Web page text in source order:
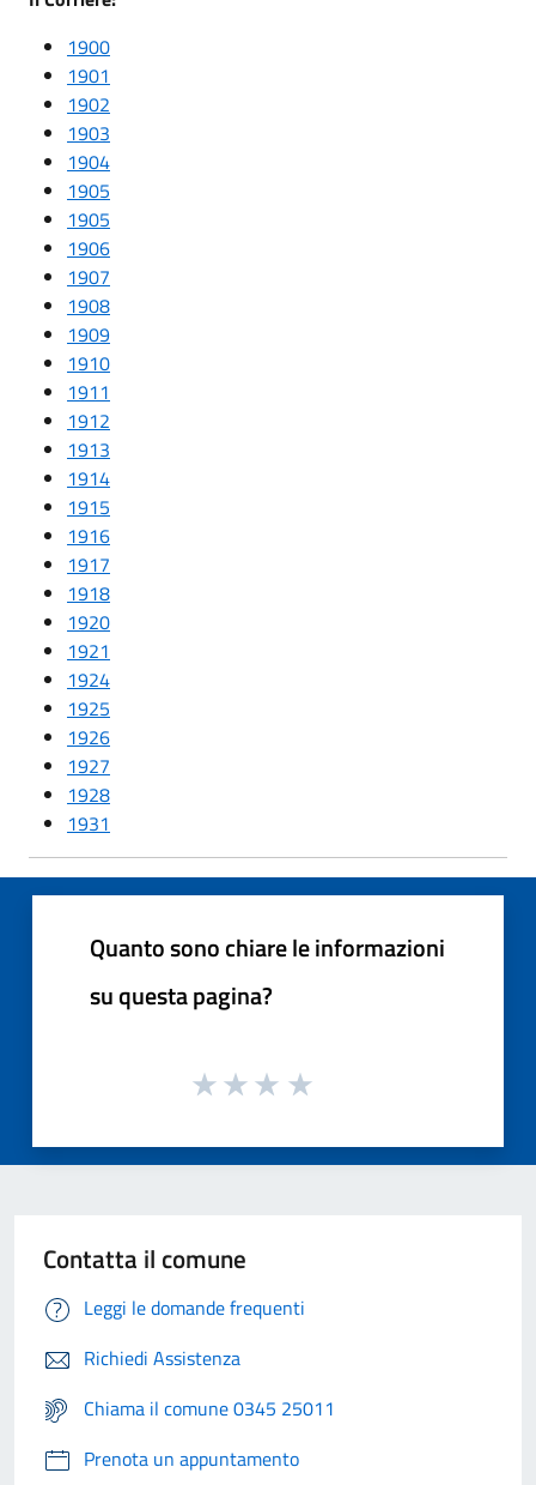
1900
1901
1902
1903
1904
1905
1905
1906
1907
1908
1909
1910
1911
1912
1913
1914
1915
1916
1917
1918
1920
1921
1924
1925
1926
1927
1928
1931
Quanto sono chiare le informazioni
su questa pagina?
Contatta il comune
Leggi le domande frequenti
Richiedi Assistenza
Chiama il comune 0345 25011
Prenota un appuntamento